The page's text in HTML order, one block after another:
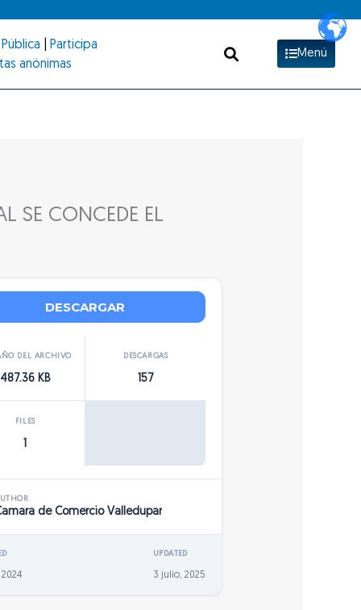
Participa
anónimas
Menú
SE CONCEDE EL
DESCARGAR
DEL ARCHIVO
487.36 KB
DESCARGAS
157
FILES
1
de Comercio Valledupar
UPDATED
3 julio, 2025